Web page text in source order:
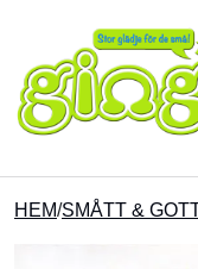
Sök på
HEM/SMÅTT &